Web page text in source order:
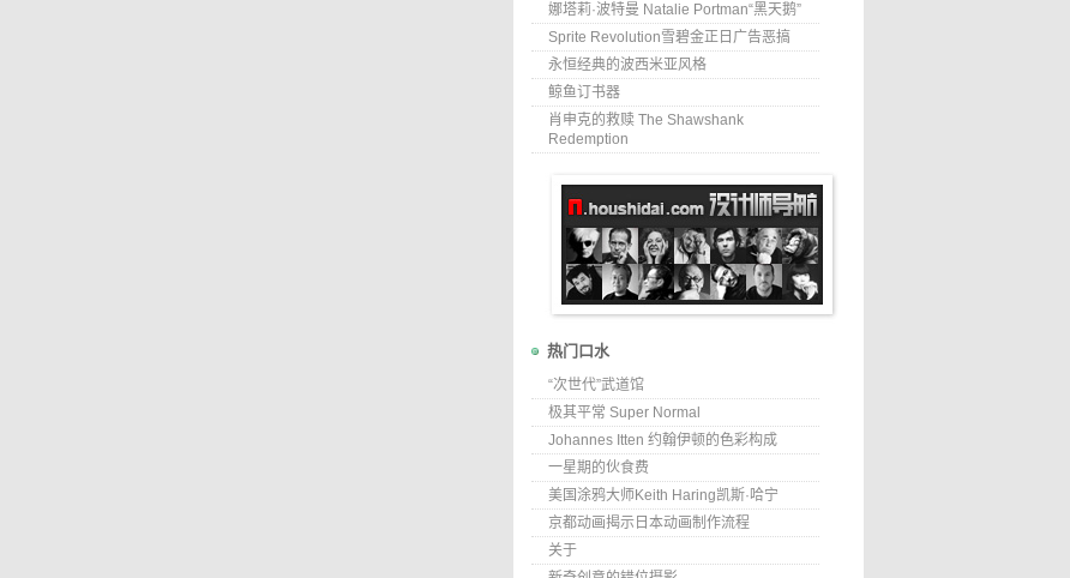
娜塔莉·波特曼 Natalie Portman“黑天鹅”
Sprite Revolution雪碧金正日广告恶搞
永恒经典的波西米亚风格
鲸鱼订书器
肖申克的救赎 The Shawshank
Redemption
热门口水
“次世代”武道馆
极其平常 Super Normal
Johannes Itten 约翰伊顿的色彩构成
一星期的伙食费
美国涂鸦大师Keith Haring凯斯·哈宁
京都动画揭示日本动画制作流程
关于